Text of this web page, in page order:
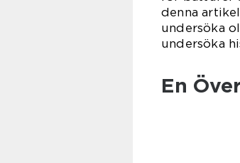
denna
undersöka
undersöka
En